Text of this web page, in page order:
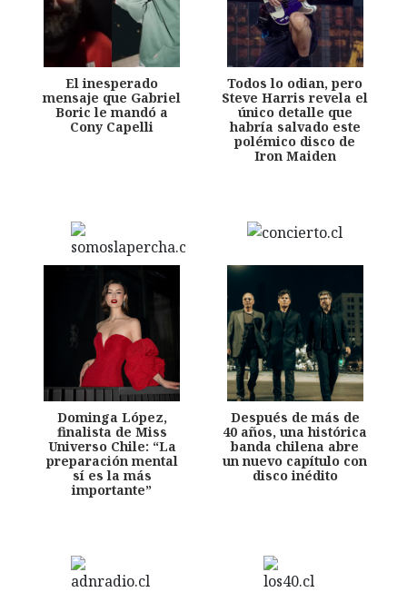
El inesperado
mensaje que Gabriel
Boric le mandó a
Cony Capelli
Todos lo odian, pero
Steve Harris revela el
único detalle que
habría salvado este
polémico disco de
Iron Maiden
Dominga López,
finalista de Miss
Universo Chile: “La
preparación mental
sí es la más
importante”
Después de más de
40 años, una histórica
banda chilena abre
un nuevo capítulo con
disco inédito